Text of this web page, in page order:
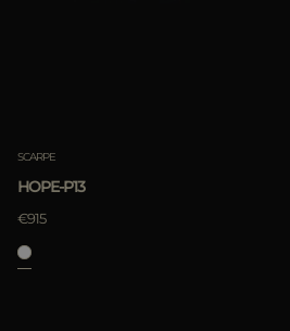
SCARPE
HOPE-P13
€915